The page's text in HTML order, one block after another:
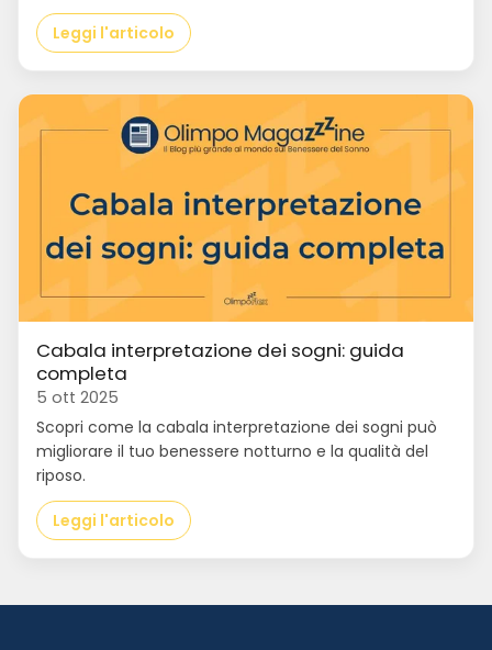
Leggi l'articolo
Cabala interpretazione dei sogni: guida
completa
5 ott 2025
Scopri come la cabala interpretazione dei sogni può
migliorare il tuo benessere notturno e la qualità del
riposo.
Leggi l'articolo